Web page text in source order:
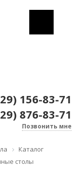
156-83-71
876-83-71
Позвонить мне
Каталог
столы